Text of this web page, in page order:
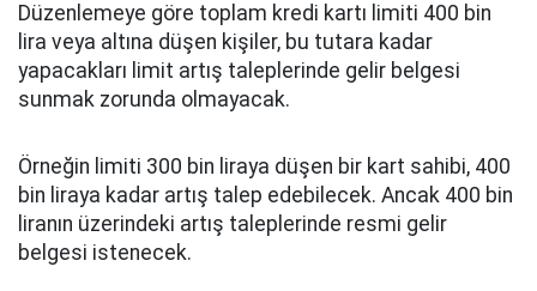
Düzenlemeye göre toplam kredi kartı limiti 400 bin
lira veya altına düşen kişiler, bu tutara kadar
yapacakları limit artış taleplerinde gelir belgesi
sunmak zorunda olmayacak.
Örneğin limiti 300 bin liraya düşen bir kart sahibi, 400
bin liraya kadar artış talep edebilecek. Ancak 400 bin
liranın üzerindeki artış taleplerinde resmi gelir
belgesi istenecek.